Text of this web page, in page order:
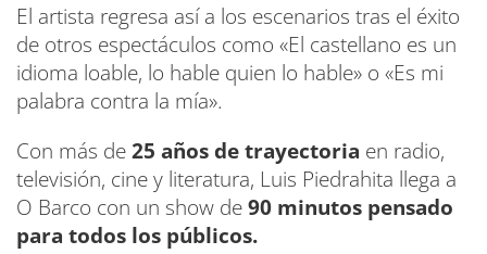
El artista regresa así a los escenarios tras el éxito
de otros espectáculos como «El castellano es un
idioma loable, lo hable quien lo hable» o «Es mi
palabra contra la mía».
Con más de25 años de trayectoria en radio,
televisión, cine y literatura, Luis Piedrahita llega a
O Barco con un show de90 minutos pensado
para todos los públicos.